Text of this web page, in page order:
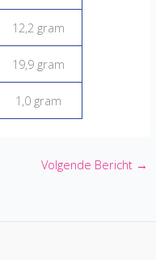
12,2 gram
19,9 gram
1,0 gram
Volgende Bericht →